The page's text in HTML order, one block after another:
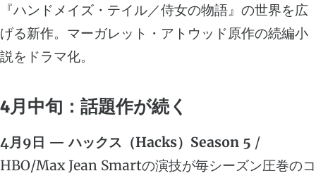
『ハンドメイズ・テイル／侍女の物語』の世界を広
げる新作。マーガレット・アトウッド原作の続編小
説をドラマ化。
4月中旬：話題作が続く
4月9日 — ハックス（Hacks）Season 5 /
HBO/Max Jean Smartの演技が毎シーズン圧巻のコ